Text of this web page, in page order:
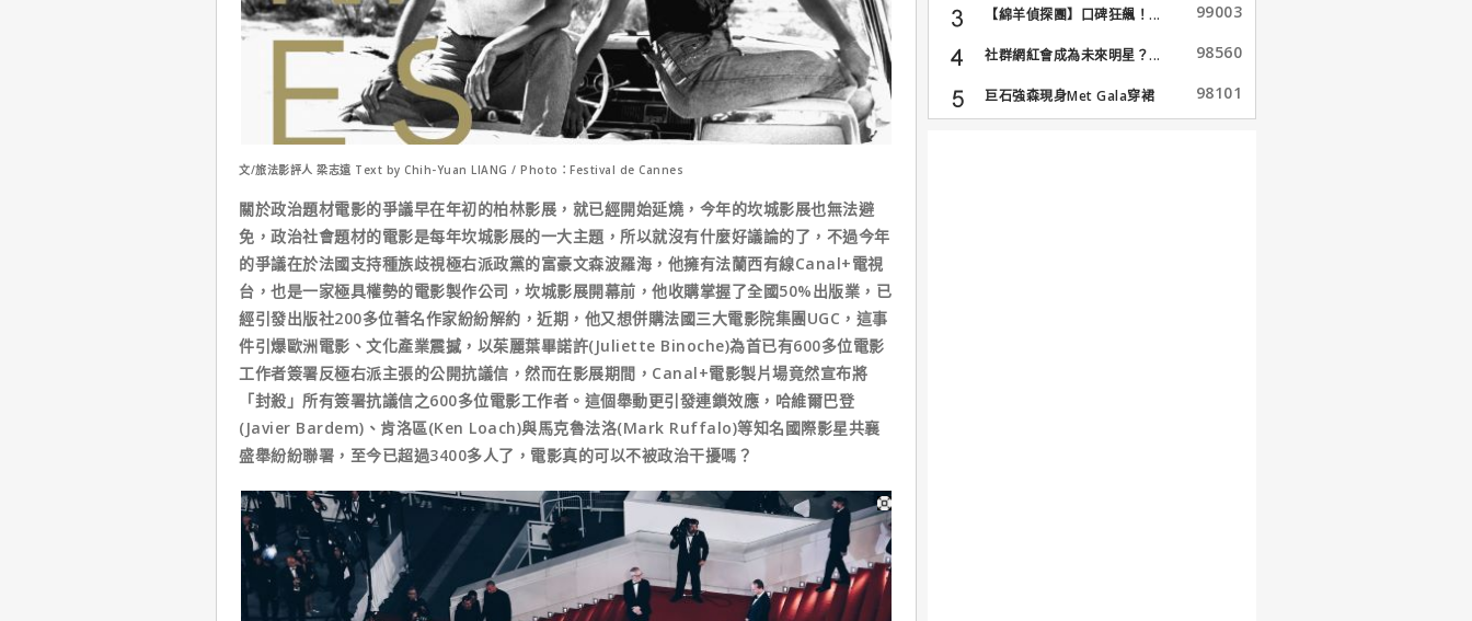
文/旅法影評人 梁志遠 Text by Chih-Yuan LIANG / Photo：Festival de Cannes
關於政治題材電影的爭議早在年初的柏林影展，就已經開始延燒，今年的坎城影展也無法避
免，政治社會題材的電影是每年坎城影展的一大主題，所以就沒有什麼好議論的了，不過今年
的爭議在於法國支持種族歧視極右派政黨的富豪文森波羅海，他擁有法蘭西有線Canal+電視
台，也是一家極具權勢的電影製作公司，坎城影展開幕前，他收購掌握了全國50%出版業，已
經引發出版社200多位著名作家紛紛解約，近期，他又想併購法國三大電影院集團UGC，這事
件引爆歐洲電影、文化產業震撼，以茱麗葉畢諾許(Juliette Binoche)為首已有600多位電影
工作者簽署反極右派主張的公開抗議信，然而在影展期間，Canal+電影製片場竟然宣布將
「封殺」所有簽署抗議信之600多位電影工作者。這個舉動更引發連鎖效應，哈維爾巴登
(Javier Bardem)、肯洛區(Ken Loach)與馬克魯法洛(Mark Ruffalo)等知名國際影星共襄
盛舉紛紛聯署，至今已超過3400多人了，電影真的可以不被政治干擾嗎？
【綿羊偵探團】口碑狂飆！... 99003
社群網紅會成為未來明星？... 98560
巨石強森現身Met Gala穿裙
子...
98101